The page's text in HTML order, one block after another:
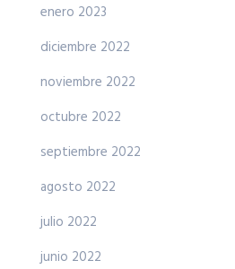
enero 2023
diciembre 2022
noviembre 2022
octubre 2022
septiembre 2022
agosto 2022
julio 2022
junio 2022